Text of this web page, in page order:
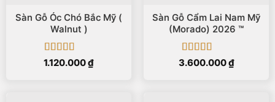
Sàn Gỗ Óc Chó Bắc Mỹ (
Walnut )
Được xếp
5 sao
1.120.000₫
Sàn Gỗ Cẩm Lai Nam Mỹ
(Morado) 2026 ™
Được xếp
5 sao
3.600.000₫